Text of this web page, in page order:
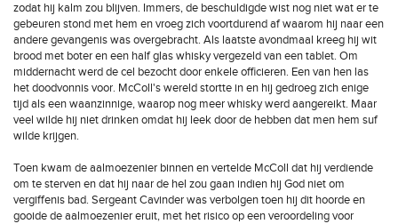
zodat hij kalm zou blijven. Immers, de beschuldigde wist nog niet wat er te
gebeuren stond met hem en vroeg zich voortdurend af waarom hij naar een
andere gevangenis was overgebracht. Als laatste avondmaal kreeg hij wit
brood met boter en een half glas whisky vergezeld van een tablet. Om
middernacht werd de cel bezocht door enkele officieren. Een van hen las
het doodvonnis voor. McColl's wereld stortte in en hij gedroeg zich enige
tijd als een waanzinnige, waarop nog meer whisky werd aangereikt. Maar
veel wilde hij niet drinken omdat hij leek door de hebben dat men hem suf
wilde krijgen.
Toen kwam de aalmoezenier binnen en vertelde McColl dat hij verdiende
om te sterven en dat hij naar de hel zou gaan indien hij God niet om
vergiffenis bad. Sergeant Cavinder was verbolgen toen hij dit hoorde en
gooide de aalmoezenier eruit, met het risico op een veroordeling voor